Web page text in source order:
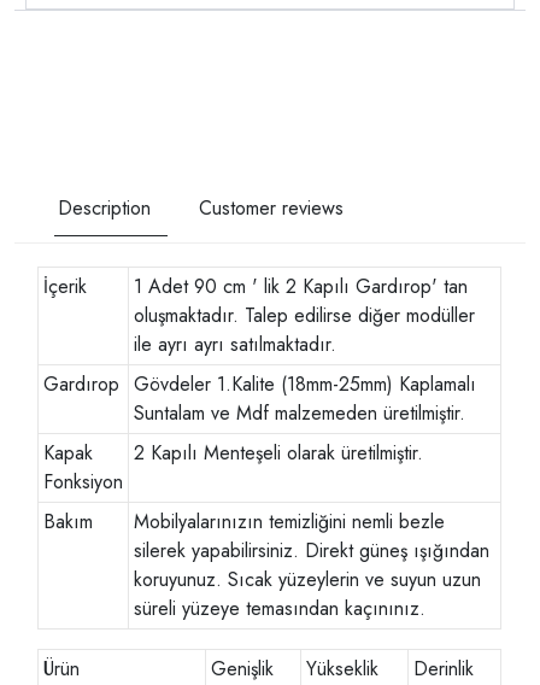
Description Customer reviews
İçerik
1 Adet 90 cm ' lik 2 Kapılı Gardırop' tan
oluşmaktadır. Talep edilirse diğer modüller
ile ayrı ayrı satılmaktadır.
Gardırop Gövdeler 1.Kalite (18mm-25mm) Kaplamalı
Suntalam ve Mdf malzemeden üretilmiştir.
Kapak
Fonksiyon
2 Kapılı Menteşeli olarak üretilmiştir.
Bakım
Mobilyalarınızın temizliğini nemli bezle
silerek yapabilirsiniz. Direkt güneş ışığından
koruyunuz. Sıcak yüzeylerin ve suyun uzun
süreli yüzeye temasından kaçınınız.
Ürün Genişlik Yükseklik
Derinlik